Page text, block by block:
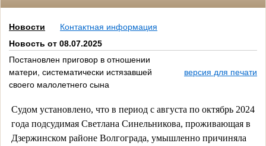
Новости
Контактная информация
Новость от 08.07.2025
Постановлен приговор в отношении
матери, систематически истязавшей
своего малолетнего сына
версия для печати
Судом установлено, что в период с августа по октябрь 2024
года подсудимая Светлана Синельникова, проживающая в
Дзержинском районе Волгограда, умышленно причиняла